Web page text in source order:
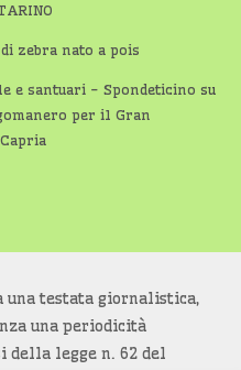
zebra nato a pois
e santuari - Spondeticino su
per il Gran
una testata giornalistica,
una periodicità
della legge n. 62 del